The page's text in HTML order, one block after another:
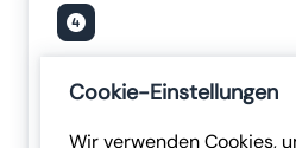
Cookie-Einstellungen
Wir verwenden Cookies,